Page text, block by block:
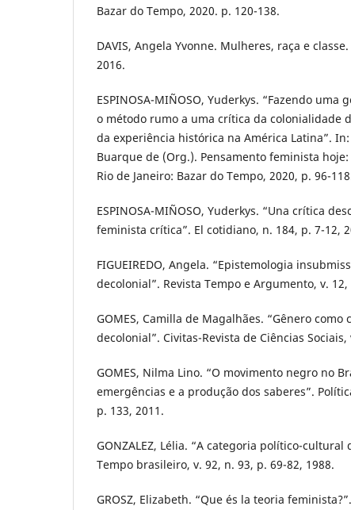
Bazar do Tempo, 2020. p. 120-138.
DAVIS, Angela Yvonne. Mulheres, raça e
2016.
ESPINOSA-MIÑOSO, Yuderkys. “Fazendo uma
o método rumo a uma crítica da colonialidade
da experiência histórica na América Latina”. In:
Buarque de (Org.). Pensamento feminista
Rio de Janeiro: Bazar do Tempo, 2020, p. 96-
ESPINOSA-MIÑOSO, Yuderkys. “Una crítica
feminista crítica”. El cotidiano, n. 184, p. 7-12,
FIGUEIREDO, Angela. “Epistemologia
decolonial”. Revista Tempo e Argumento, v. 12,
GOMES, Camilla de Magalhães. “Gênero
decolonial”. Civitas-Revista de Ciências
GOMES, Nilma Lino. “O movimento negro no
emergências e a produção dos saberes”.
p. 133, 2011.
GONZALEZ, Lélia. “A categoria político-cultural
Tempo brasileiro, v. 92, n. 93, p. 69-82, 1988.
GROSZ, Elizabeth. “Que és la teoria